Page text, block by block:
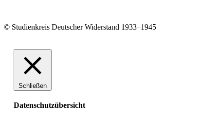
© Studienkreis Deutscher Widerstand 1933–1945
Schließen
Datenschutzübersicht